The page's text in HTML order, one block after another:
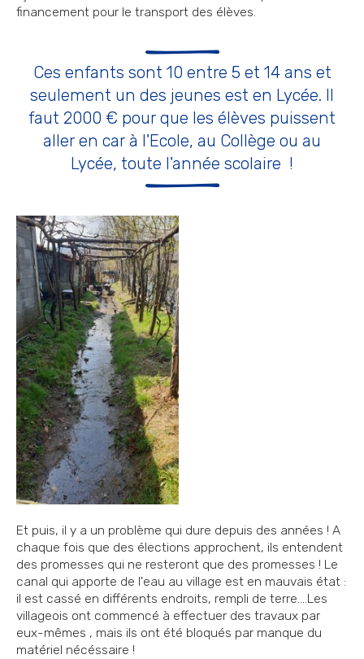
financement pour le transport des élèves.
Ces enfants sont 10 entre 5 et 14 ans et
seulement un des jeunes est en Lycée. Il
faut 2000 € pour que les élèves puissent
aller en car à l'Ecole, au Collège ou au
Lycée, toute l'année scolaire !
Et puis, il y a un problème qui dure depuis des années ! A
chaque fois que des élections approchent, ils entendent
des promesses qui ne resteront que des promesses ! Le
canal qui apporte de l'eau au village est en mauvais état :
il est cassé en différents endroits, rempli de terre....Les
villageois ont commencé à effectuer des travaux par
eux-mêmes , mais ils ont été bloqués par manque du
matériel nécéssaire !